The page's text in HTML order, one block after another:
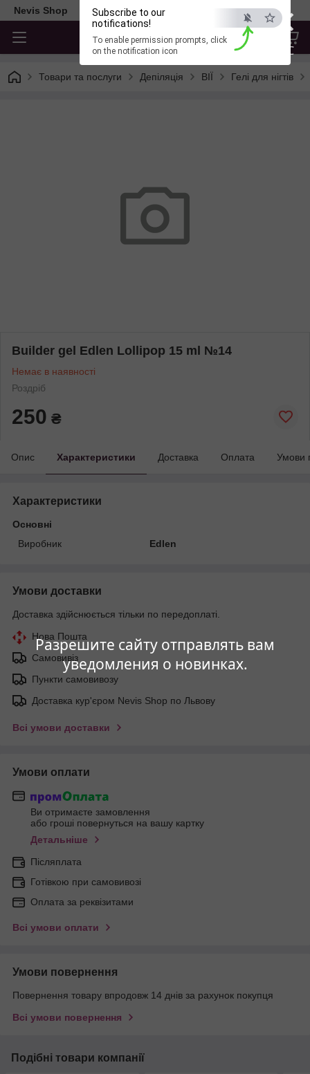
×
ESC
Разрешите сайту отправлять вам
уведомления о новинках.
Subscribe to our
notifications!
To enable permission prompts, click
on the notification icon
Nevis Shop
Товари та послуги Депіляція ВІЇ Гелі для нігтів
Builder gel Edlen Lollipop 15 ml №14
Немає в наявності
Роздріб
250 ₴
Опис Характеристики Доставка Оплата Умови
Характеристики
Основні
Виробник
Edlen
Умови доставки
Доставка здійснюється тільки по передоплаті.
Нова Пошта
Самовивіз
Пункти самовивозу
Доставка кур'єром Nevis Shop по Львову
Всі умови доставки
Умови оплати
Ви отримаєте замовлення
або гроші повернуться на вашу картку
Детальніше
Післяплата
Готівкою при самовивозі
Оплата за реквізитами
Всі умови оплати
Умови повернення
Повернення товару впродовж 14 днів за рахунок покупця
Всі умови повернення
Подібні товари компанії